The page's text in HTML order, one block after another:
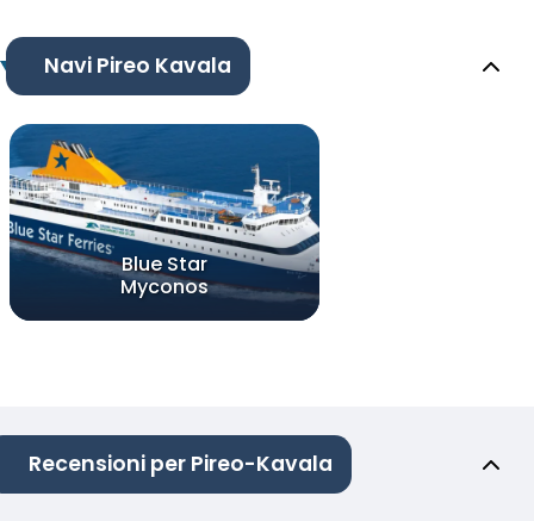
Navi Pireo Kavala
Blue Star
Myconos
Recensioni per Pireo-Kavala